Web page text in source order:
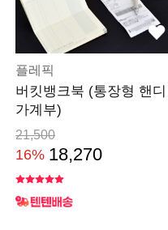
플레픽
버킷뱅크북 (통장형 핸디
가계부)
21,500
16% 18,270